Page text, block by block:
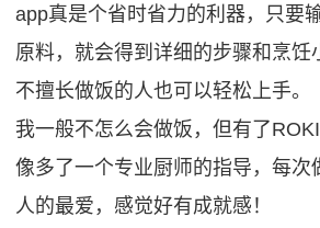
app真是个省时省力的利器，只要
原料，就会得到详细的步骤和烹饪
不擅长做饭的人也可以轻松上手。
我一般不怎么会做饭，但有了
像多了一个专业厨师的指导，每次
人的最爱，感觉好有成就感！